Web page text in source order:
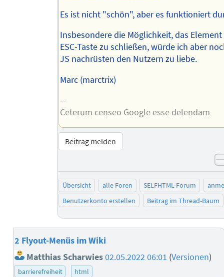
Es ist nicht "schön", aber es funktioniert
Insbesondere die Möglichkeit, das
ESC-Taste zu schließen, würde ich aber
JS nachrüsten den Nutzern zu liebe.
Marc (marctrix)
--
Ceterum censeo Google esse delendam
Beitrag melden
Übersicht alle Foren SELFHTML-Forum
Benutzerkonto erstellen
Beitrag im Thread-Baum
2 Flyout-Menüs im Wiki
Matthias Scharwies02.05.2022 06:01 (Versionen)
barrierefreiheit html